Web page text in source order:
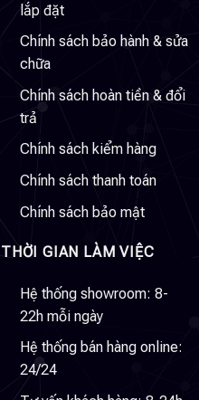
lắp đặt
Chính sách bảo hành & sửa
chữa
Chính sách hoàn tiền & đổi
trả
Chính sách kiểm hàng
Chính sách thanh toán
Chính sách bảo mật
THỜI GIAN LÀM VIỆC
Hệ thống showroom: 8-
22h mỗi ngày
Hệ thống bán hàng online:
24/24